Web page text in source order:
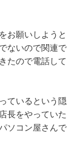
お願いしようと
ないので関連で
たので電話して
ているという隠
長をやっていた
ソコン屋さんで